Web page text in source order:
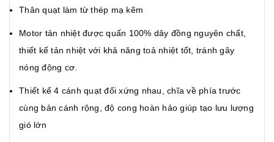
Thân quạt làm từ thép mạ kẽm
Motor tản nhiệt được quấn 100% dây đồng nguyên chất,
thiết kế tản nhiệt với khả năng toả nhiệt tốt, tránh gây
nóng động cơ.
Thiết kế 4 cánh quạt đối xứng nhau, chĩa về phía trước
cùng bản cánh rộng, độ cong hoàn hảo giúp tạo lưu lượng
gió lớn